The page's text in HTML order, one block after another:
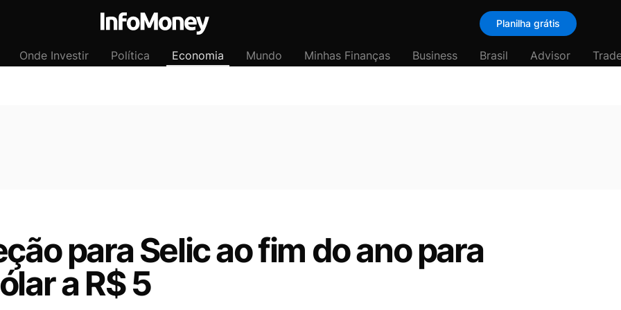
Planilha grátis
Onde Investir Política Economia Mundo Minhas Finanças Business Brasil Advisor
para Selic ao fim do ano para
a R$ 5